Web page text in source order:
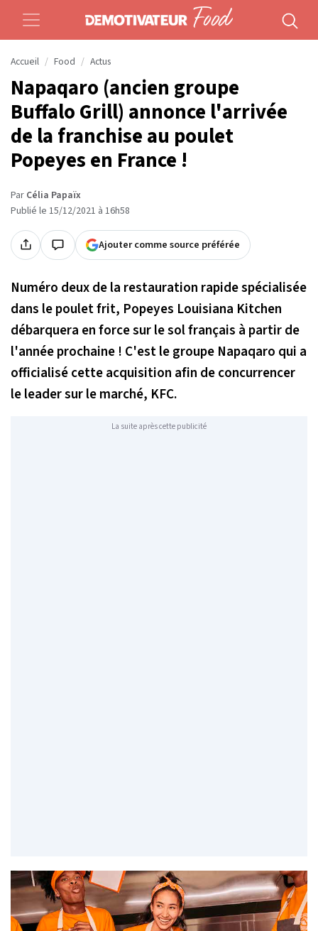
Accueil Food Actus
Napaqaro (ancien groupe
Buffalo Grill) annonce l'arrivée
de la franchise au poulet
Popeyes en France !
Par Célia Papaïx
Publié le 15/12/2021 à 16h58
Ajouter comme source préférée
Numéro deux de la restauration rapide spécialisée
dans le poulet frit, Popeyes Louisiana Kitchen
débarquera en force sur le sol français à partir de
l'année prochaine ! C'est le groupe Napaqaro qui a
officialisé cette acquisition afin de concurrencer
le leader sur le marché, KFC.
La suite après cette publicité